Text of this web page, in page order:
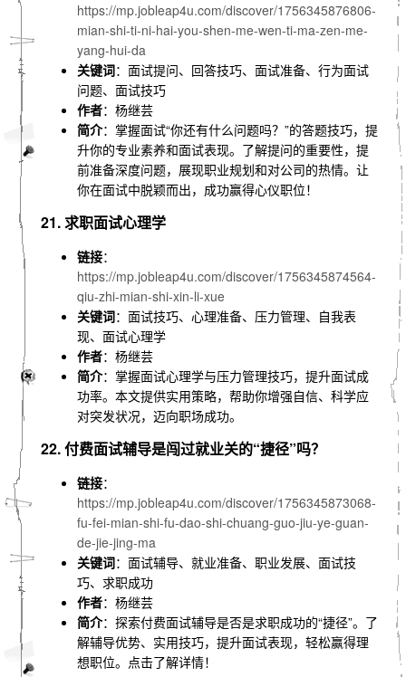
https://mp.jobleap4u.com/discover/1756345876806-
mian-shi-ti-ni-hai-you-shen-me-wen-ti-ma-zen-me-
yang-hui-da
关键词：面试提问、回答技巧、面试准备、行为面试
问题、面试技巧
作者：杨继芸
简介：掌握面试“你还有什么问题吗？”的答题技巧，提
升你的专业素养和面试表现。了解提问的重要性，提
前准备深度问题，展现职业规划和对公司的热情。让
你在面试中脱颖而出，成功赢得心仪职位！
21. 求职面试心理学
链接：
https://mp.jobleap4u.com/discover/1756345874564-
qiu-zhi-mian-shi-xin-li-xue
关键词：面试技巧、心理准备、压力管理、自我表
现、面试心理学
作者：杨继芸
简介：掌握面试心理学与压力管理技巧，提升面试成
功率。本文提供实用策略，帮助你增强自信、科学应
对突发状况，迈向职场成功。
22. 付费面试辅导是闯过就业关的“捷径”吗？
链接：
https://mp.jobleap4u.com/discover/1756345873068-
fu-fei-mian-shi-fu-dao-shi-chuang-guo-jiu-ye-guan-
de-jie-jing-ma
关键词：面试辅导、就业准备、职业发展、面试技
巧、求职成功
作者：杨继芸
简介：探索付费面试辅导是否是求职成功的“捷径”。了
解辅导优势、实用技巧，提升面试表现，轻松赢得理
想职位。点击了解详情！